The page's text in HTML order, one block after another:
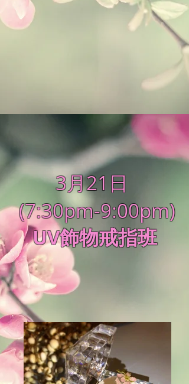
3月21日
(7:30pm-9:00pm)
UV飾物戒指班